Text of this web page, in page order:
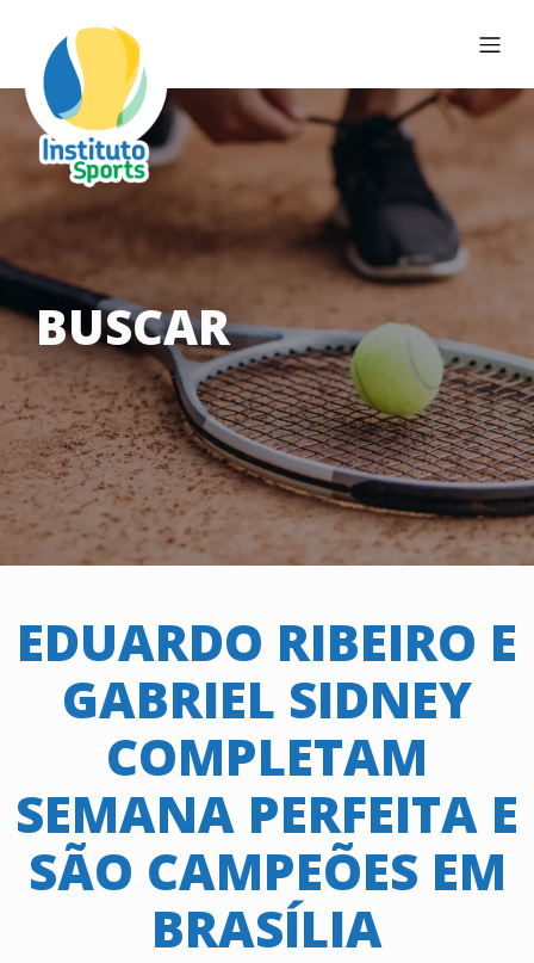
BUSCAR
EDUARDO RIBEIRO E
GABRIEL SIDNEY
COMPLETAM
SEMANA PERFEITA E
SÃO CAMPEÕES EM
BRASÍLIA